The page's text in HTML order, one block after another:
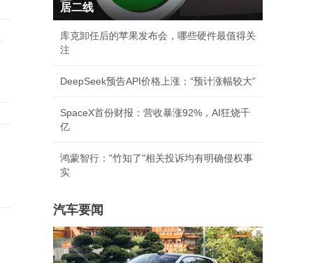
居二线
库克卸任后的苹果发布会，哪些硬件最值得关
注
DeepSeek预告API价格上涨：“预计涨幅较大”
SpaceX首份财报：营收暴涨92%，AI狂烧千
亿
鸿蒙智行："竹知了"相关投诉均有明确侵权事
实
汽车要闻